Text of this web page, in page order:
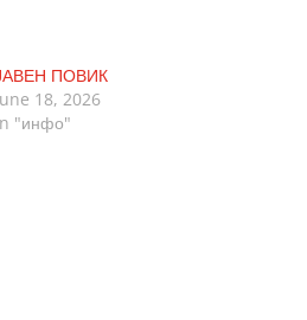
ПОВИК
18, 2026
"инфо"